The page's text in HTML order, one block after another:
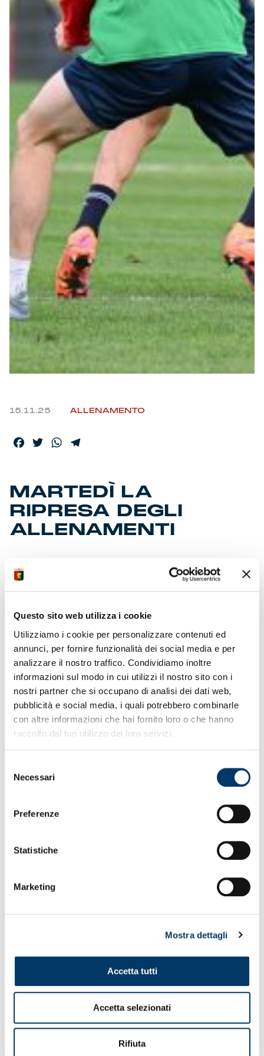
Questo sito web utilizza i cookie
Utilizziamo i cookie per personalizzare contenuti ed
annunci, per fornire funzionalità dei social media e per
analizzare il nostro traffico. Condividiamo inoltre
informazioni sul modo in cui utilizzi il nostro sito con i
nostri partner che si occupano di analisi dei dati web,
pubblicità e social media, i quali potrebbero combinarle
con altre informazioni che hai fornito loro o che hanno
raccolto dal tuo utilizzo dei loro servizi.
delNecessari
Preferenze
Statistiche
Marketing
Mostra dettagli
Accetta tutti
Accetta selezionati
Rifiuta
Summer Sale
Accessori
Party
Helan x Genoa
Isolani x Genoa
Gift Card Online Store
15.11.25 ALLENAMENTO
Facebook
TwitterWhatsApp
MARTEDÌ LA
RIPRESA DEGLI
ALLENAMENTI
• L’allenamento di sabato ha chiuso il programma
settimanale
• Altra tornata di partite per gli elementi aggregati alle
nazionali
• Ripresa del campionato sabato alla Unipol Domus
con il Cagliari
• Divieto di vendita biglietti per i residenti nella regione
Liguria
• Mercoledì le designazioni degli ufficiali di gara per
12ma giornata
• In corso prevendita per match interno di sabato 29
con H.Verona
• Biglietto omaggio Under 14 in Distinti e Zena
team scaligero